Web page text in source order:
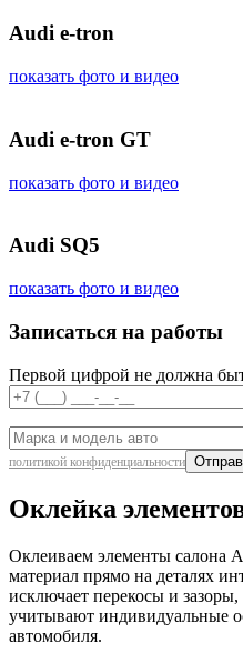
Audi e-tron
показать фото и видео
Audi e-tron GT
показать фото и видео
Audi SQ5
показать фото и видео
Записаться на работы
Первой цифрой не должна
политикой конфиденциальности
Оклейка
Оклеиваем элементы салона
материал прямо на деталях
исключает перекосы и
учитывают индивидуальные
автомобиля.